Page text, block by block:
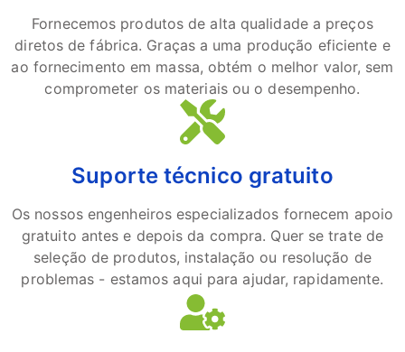
Fornecemos produtos de alta qualidade a preços
diretos de fábrica. Graças a uma produção eficiente e
ao fornecimento em massa, obtém o melhor valor, sem
comprometer os materiais ou o desempenho.
Suporte técnico gratuito
Os nossos engenheiros especializados fornecem apoio
gratuito antes e depois da compra. Quer se trate de
seleção de produtos, instalação ou resolução de
problemas - estamos aqui para ajudar, rapidamente.